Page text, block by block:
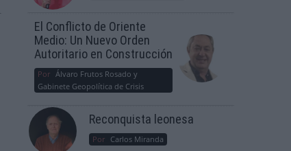
El Conflicto de Oriente
Medio: Un Nuevo Orden
Autoritario en Construcción
Por Álvaro Frutos Rosado y
Gabinete Geopolítica de Crisis
Reconquista leonesa
Por Carlos Miranda